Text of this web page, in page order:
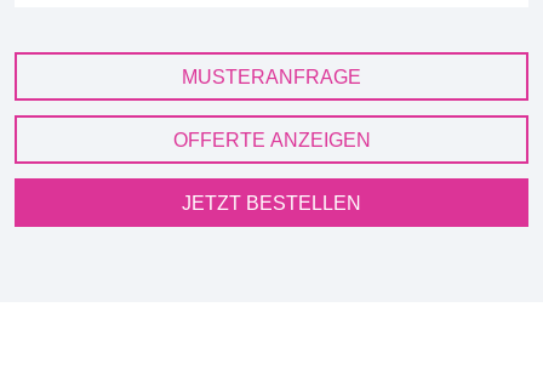
MUSTERANFRAGE
OFFERTE ANZEIGEN
JETZT BESTELLEN